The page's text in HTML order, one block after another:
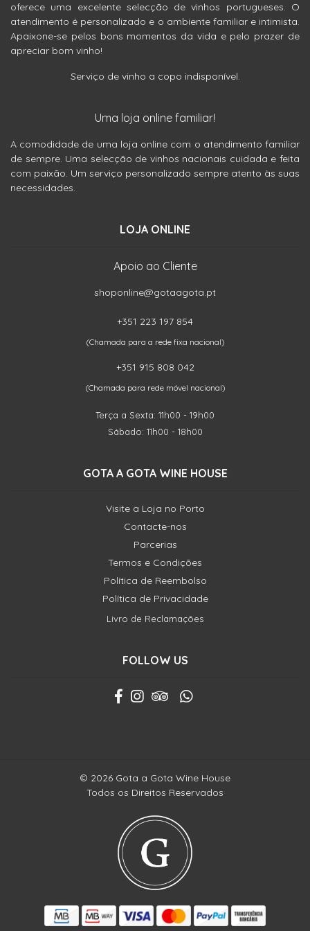
oferece uma excelente selecção de vinhos portugueses. O
atendimento é personalizado e o ambiente familiar e intimista.
Apaixone-se pelos bons momentos da vida e pelo prazer de
apreciar bom vinho!
Serviço de vinho a copo indisponível.
Uma loja online familiar!
A comodidade de uma loja online com o atendimento familiar
de sempre. Uma selecção de vinhos nacionais cuidada e feita
com paixão. Um serviço personalizado sempre atento às suas
necessidades.
LOJA ONLINE
Apoio ao Cliente
shoponline@gotaagota.pt
+351 223 197 854
(Chamada para a rede fixa nacional)
+351 915 808 042
(Chamada para rede móvel nacional)
Terça a Sexta: 11h00 - 19h00
Sábado: 11h00 - 18h00
GOTA A GOTA WINE HOUSE
Visite a Loja no Porto
Contacte-nos
Parcerias
Termos e Condições
Política de Reembolso
Política de Privacidade
Livro de Reclamações
FOLLOW US
© 2026 Gota a Gota Wine House
Todos os Direitos Reservados